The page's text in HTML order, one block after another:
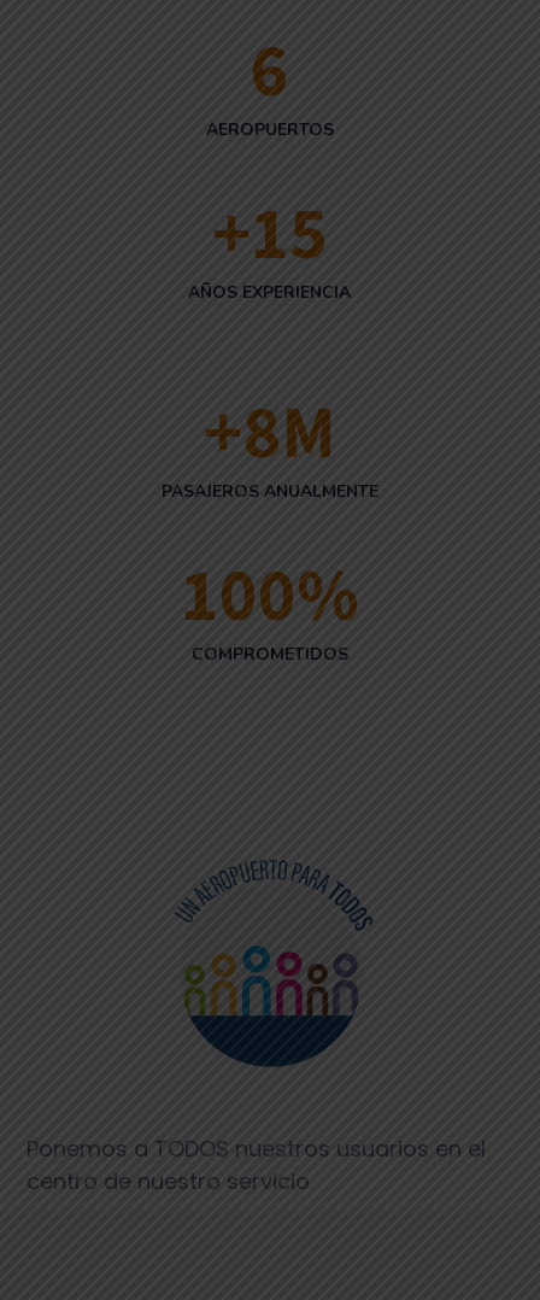
6
AEROPUERTOS
+15
AÑOS EXPERIENCIA
+8M
PASAJEROS ANUALMENTE
100%
COMPROMETIDOS
Ponemos a TODOS nuestros usuarios en el
centro de nuestro servicio